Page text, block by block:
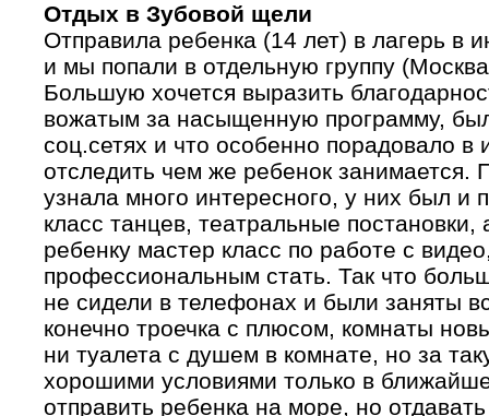
Отдых в Зубовой щели
Отправила ребенка (14 лет) в лагерь в
и мы попали в отдельную группу
Большую хочется выразить
вожатым за насыщенную программу,
соц.сетях и что особенно порадовало в
отследить чем же ребенок занимается.
узнала много интересного, у них был и
класс танцев, театральные
ребенку мастер класс по работе с
профессиональным стать. Так что
не сидели в телефонах и были заняты
конечно троечка с плюсом, комнаты
ни туалета с душем в комнате, но за
хорошими условиями только в
отправить ребенка на море, но